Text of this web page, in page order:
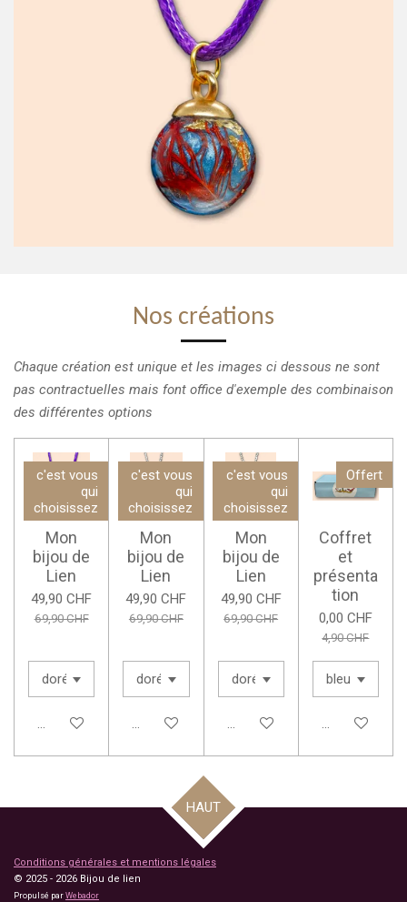
Nos créations
Chaque création est unique et les images ci dessous ne sont
pas contractuelles mais font office d'exemple des combinaison
des différentes options
c'est vous
qui
choisissez
Mon
bijou de
Lien
49,90 CHF
69,90 CHF
Voir les détails
c'est vous
qui
choisissez
Mon
bijou de
Lien
49,90 CHF
69,90 CHF
Voir les détails
c'est vous
qui
choisissez
Mon
bijou de
Lien
49,90 CHF
69,90 CHF
Voir les détails
Offert
Coffret
et
présenta
tion
0,00 CHF
4,90 CHF
Ajouter au
HAUT
Conditions générales et mentions légales
© 2025 - 2026 Bijou de lien
Propulsé par Webador